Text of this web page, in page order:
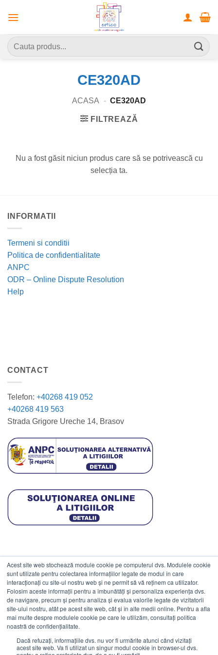
Acest site web stochează module cookie pe computerul dvs. Modulele cookie
sunt utilizate pentru colectarea informațiilor legate de modul în care
interacționați cu site-ul nostru web și ne permit să vă reținem ca utilizator.
Folosim aceste informații pentru a îmbunătăți și personaliza experiența dvs.
de navigare, precum și pentru analiza și evalua valorile legate de vizitatorii
site-ului nostru, atât pe acest site web, cât și în alte medii online. Pentru a afla
mai multe despre modulele cookie pe care le utilizăm, consultați politica
noastră de confidențialitate.
Dacă refuzați, informațiile dvs. nu vor fi urmărite atunci când vizitați
acest site web. Va fi utilizat un singur modul cookie în browser-ul dvs.
Caută
după:
CE320AD
ACASA - CE320AD
FILTREAZĂ
Nu a fost găsit niciun produs care să se potrivească cu
selecția ta.
INFORMATII
Termeni si conditii
Politica de confidentialitate
ANPC
ODR – Online Dispute Resolution
Help
CONTACT
Telefon: +40268 419 052
+40268 419 563
Strada Grigore Ureche 14, Brasov
DATE COMERCIALE
ESTICO S.R.L.
CIF: RO1094402.
Reg.Com: J08/469/1991.